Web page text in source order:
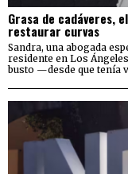
Grasa de cadáveres,
restaurar curvas
Sandra, una abogada
residente en Los
busto —desde que tenía